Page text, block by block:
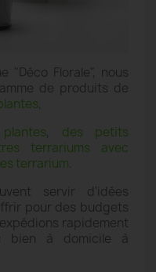
"Déco Florale", nous
de produits de
,
, des petits
terrariums avec
terrarium
servir d'idées
pour des budgets
rapidement
bien à domicile à